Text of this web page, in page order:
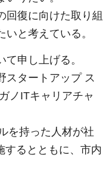
回復に向けた取り組
と考えている。
申し上げる。
スタートアップ ス
ノITキャリアチャ
を持った人材が社
するとともに、市内